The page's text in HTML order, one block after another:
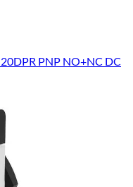
PNP NO+NC DC